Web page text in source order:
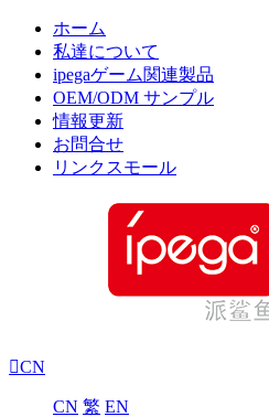
ホーム
私達について
ipegaゲーム関連製品
OEM/ODM サンプル
情報更新
お問合せ
リンクスモール
CN
CN 繁 EN